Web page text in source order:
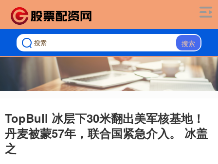
搜索
TopBull 冰层下30米翻出美军核基地！
丹麦被蒙57年，联合国紧急介入。 冰盖
之